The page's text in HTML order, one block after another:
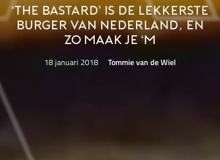
‘The Bastard’ is de lekkerste
burger van Nederland, en
zo maak je ‘m
18 januari 2018 Tommie van de Wiel